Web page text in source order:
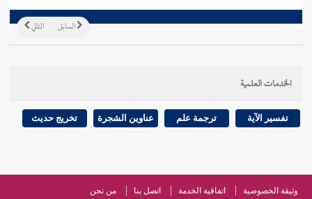
التالي السابق
الخدمات العلمية
تفسير الآية ترجمة علم عناوين الشجرة تخريج حديث
وثيقة الخصوصية اتفاقية الخدمة اتصل بنا من نحن